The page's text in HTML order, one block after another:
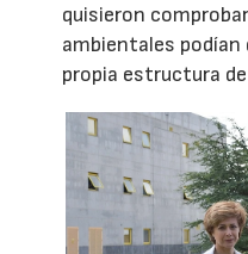
quisieron
ambientales podían
propia estructura